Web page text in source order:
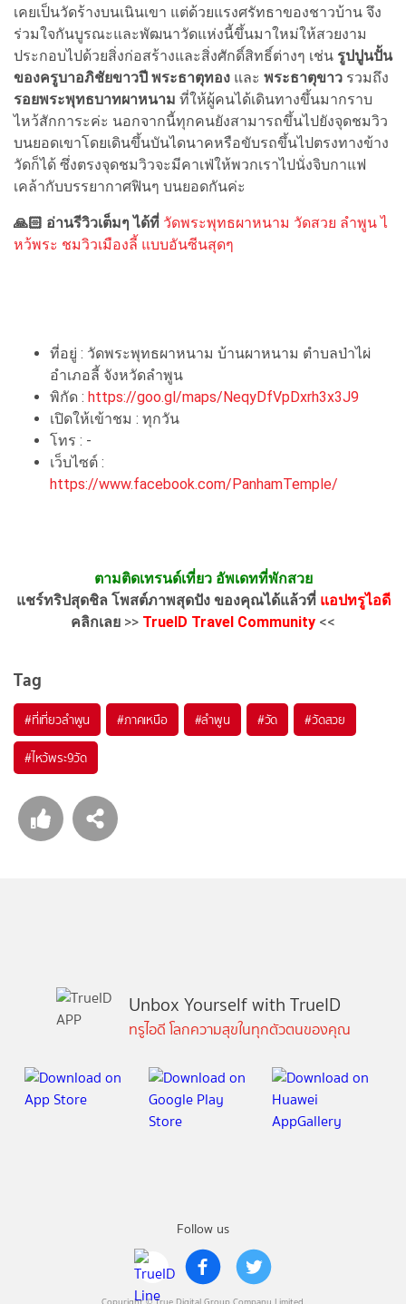
เคยเป็นวัดร้างบนเนินเขา แต่ด้วยแรงศรัทธาของชาวบ้าน จึง
ร่วมใจกันบูรณะและพัฒนาวัดแห่งนี้ขึ้นมาใหม่ให้สวยงาม
ประกอบไปด้วยสิ่งก่อสร้างและสิ่งศักดิ์สิทธิ์ต่างๆ เช่น รูปปูนปั้น
ของครูบาอภิชัยขาวปี พระธาตุทอง และ พระธาตุขาว รวมถึง
รอยพระพุทธบาทผาหนาม ที่ให้ผู้คนได้เดินทางขึ้นมากราบ
ไหว้สักการะค่ะ นอกจากนี้ทุกคนยังสามารถขึ้นไปยังจุดชมวิว
บนยอดเขาโดยเดินขึ้นบันไดนาคหรือขับรถขึ้นไปตรงทางข้าง
วัดก็ได้ ซึ่งตรงจุดชมวิวจะมีคาเฟ่ให้พวกเราไปนั่งจิบกาแฟ
เคล้ากับบรรยากาศฟินๆ บนยอดกันค่ะ
🙏🏻 อ่านรีวิวเต็มๆ ได้ที่ วัดพระพุทธผาหนาม วัดสวย ลำพูน ไ
หว้พระ ชมวิวเมืองลี้ แบบอันซีนสุดๆ
ที่อยู่ : วัดพระพุทธผาหนาม บ้านผาหนาม ตำบลป่าไผ่
อำเภอลี้ จังหวัดลำพูน
พิกัด : https://goo.gl/maps/NeqyDfVpDxrh3x3J9
เปิดให้เข้าชม : ทุกวัน
โทร : -
เว็บไซต์ :
https://www.facebook.com/PanhamTemple/
ตามติดเทรนด์เที่ยว อัพเดทที่พักสวย
แชร์ทริปสุดชิล โพสต์ภาพสุดปัง ของคุณได้แล้วที่ แอปทรูไอดี
คลิกเลย >> TrueID Travel Community <<
Tag
#ที่เที่ยวลำพูน #ภาคเหนือ #ลำพูน #วัด #วัดสวย
#ไหว้พระ9วัด
Follow us
Unbox Yourself with TrueID
ทรูไอดี โลกความสุขในทุกตัวตนของคุณ